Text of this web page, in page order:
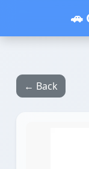
🚗
← Back